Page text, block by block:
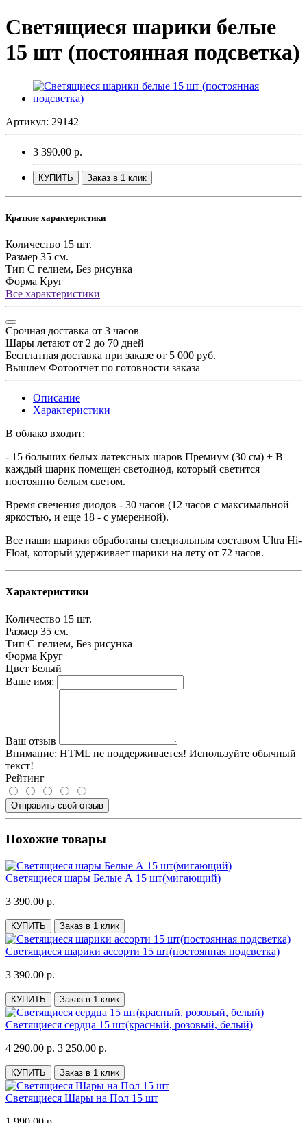
Светящиеся шарики белые
15 шт (постоянная подсветка)
Артикул: 29142
3 390.00 р.
КУПИТЬ Заказ в 1 клик
Краткие характеристики
Количество 15 шт.
Размер 35 см.
Тип С гелием, Без рисунка
Форма Круг
Все характеристики
Срочная доставка от 3 часов
Шары летают от 2 до 70 дней
Бесплатная доставка при заказе от 5 000 руб.
Вышлем Фотоотчет по готовности заказа
Описание
Характеристики
В облако входит:
- 15 больших белых латексных шаров Премиум (30 см) + В
каждый шарик помещен светодиод, который светится
постоянно белым светом.
Время свечения диодов - 30 часов (12 часов с максимальной
яркостью, и еще 18 - с умеренной).
Все наши шарики обработаны специальным составом Ultra Hi-
Float, который удерживает шарики на лету от 72 часов.
Характеристики
Количество 15 шт.
Размер 35 см.
Тип С гелием, Без рисунка
Форма Круг
Цвет Белый
Ваше имя:
Ваш отзыв
Внимание: HTML не поддерживается! Используйте обычный
текст!
Рейтинг
Отправить свой отзыв
Похожие товары
Светящиеся шары Белые А 15 шт(мигающий)
3 390.00 р.
КУПИТЬ Заказ в 1 клик
Светящиеся шарики ассорти 15 шт(постоянная подсветка)
3 390.00 р.
КУПИТЬ Заказ в 1 клик
Светящиеся сердца 15 шт(красный, розовый, белый)
4 290.00 р. 3 250.00 р.
КУПИТЬ Заказ в 1 клик
Светящиеся Шары на Пол 15 шт